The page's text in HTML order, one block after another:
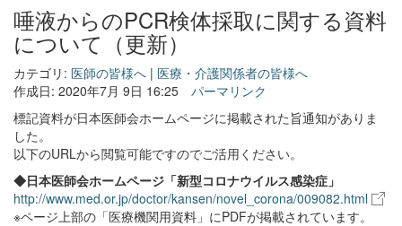
唾液からのPCR検体採取に関する資料
について（更新）
カテゴリ: 医師の皆様へ | 医療・介護関係者の皆様へ
作成日: 2020年7月 9日 16:25
パーマリンク
標記資料が日本医師会ホームページに掲載された旨通知がありま
した。
以下のURLから閲覧可能ですのでご活用ください。
◆日本医師会ホームページ「新型コロナウイルス感染症」
http://www.med.or.jp/doctor/kansen/novel_corona/009082.html
※ページ上部の「医療機関用資料」にPDFが掲載されています。